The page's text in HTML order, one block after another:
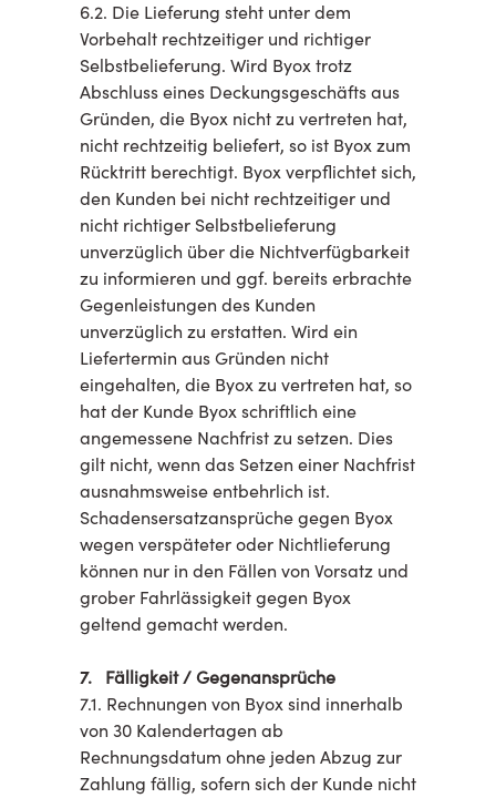
6.2. Die Lieferung steht unter dem
Vorbehalt rechtzeitiger und richtiger
Selbstbelieferung. Wird Byox trotz
Abschluss eines Deckungsgeschäfts aus
Gründen, die Byox nicht zu vertreten hat,
nicht rechtzeitig beliefert, so ist Byox zum
Rücktritt berechtigt. Byox verpflichtet sich,
den Kunden bei nicht rechtzeitiger und
nicht richtiger Selbstbelieferung
unverzüglich über die Nichtverfügbarkeit
zu informieren und ggf. bereits erbrachte
Gegenleistungen des Kunden
unverzüglich zu erstatten. Wird ein
Liefertermin aus Gründen nicht
eingehalten, die Byox zu vertreten hat, so
hat der Kunde Byox schriftlich eine
angemessene Nachfrist zu setzen. Dies
gilt nicht, wenn das Setzen einer Nachfrist
ausnahmsweise entbehrlich ist.
Schadensersatzansprüche gegen Byox
wegen verspäteter oder Nichtlieferung
können nur in den Fällen von Vorsatz und
grober Fahrlässigkeit gegen Byox
geltend gemacht werden.
7. Fälligkeit / Gegenansprüche
7.1. Rechnungen von Byox sind innerhalb
von 30 Kalendertagen ab
Rechnungsdatum ohne jeden Abzug zur
Zahlung fällig, sofern sich der Kunde nicht